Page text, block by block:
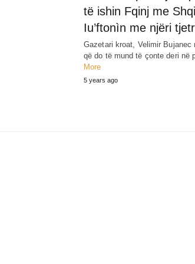
të ishin Fqinj me
Iu’ftonìn me njëri
Gazetari kroat, Velimir Bujanec
që do të mund të çonte deri në
More
5 years ago